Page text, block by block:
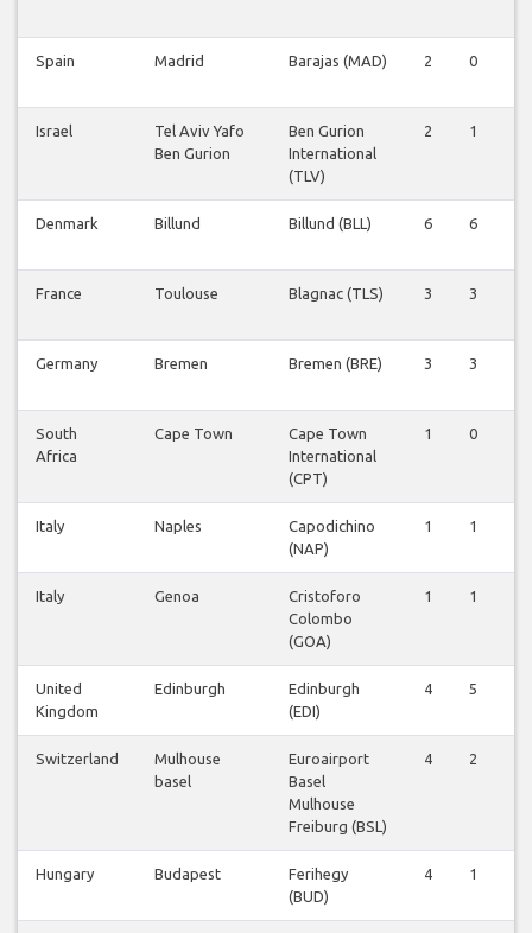
Spain Madrid Barajas (MAD) 2 0
Israel
Tel Aviv Yafo
Ben Gurion
Ben Gurion
International
(TLV)
2 1
Denmark Billund Billund (BLL) 6 6
France Toulouse Blagnac (TLS) 3 3
Germany Bremen Bremen (BRE) 3 3
South
Africa
Cape Town
Cape Town
International
(CPT)
1 0
Italy Naples
Capodichino
(NAP)
1 1
Italy Genoa
Cristoforo
Colombo
(GOA)
1 1
United
Kingdom
Edinburgh
Edinburgh
(EDI)
4 5
Switzerland
Mulhouse
basel
Euroairport
Basel
Mulhouse
Freiburg (BSL)
4 2
Hungary Budapest
Ferihegy
(BUD)
4 1